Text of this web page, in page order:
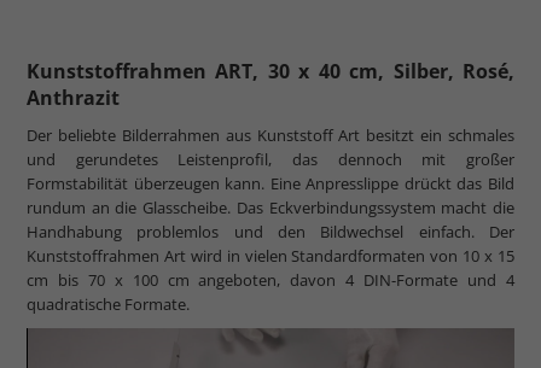
Kunststoffrahmen ART, 30 x 40 cm, Silber, Rosé,
Anthrazit
Der beliebte Bilderrahmen aus Kunststoff Art besitzt ein schmales
und gerundetes Leistenprofil, das dennoch mit großer
Formstabilität überzeugen kann. Eine Anpresslippe drückt das Bild
rundum an die Glasscheibe. Das Eckverbindungssystem macht die
Handhabung problemlos und den Bildwechsel einfach. Der
Kunststoffrahmen Art wird in vielen Standardformaten von 10 x 15
cm bis 70 x 100 cm angeboten, davon 4 DIN-Formate und 4
quadratische Formate.